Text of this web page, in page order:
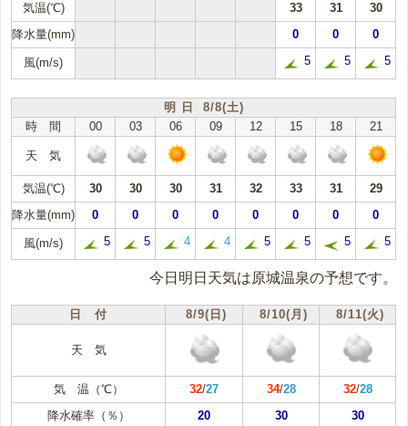
気温(℃) 33 31
30
降水量(mm)
0 0 0
風(m/s) 5 5 5
明 日 8/8(土)
時 間
00 03 06 09 12 15 18 21
天 気
気温(℃) 30 30 30 31 32 33 31
29
降水量(mm)
0 0 0 0 0 0 0 0
風(m/s) 5 5 4 4 5 5 5 5
今日明日天気は原城温泉の予想です。
日 付 8/9(日) 8/10(月) 8/11(火)
天 気
気 温（℃） 32/27 34/28 32/28
降水確率（％）
20 30 30